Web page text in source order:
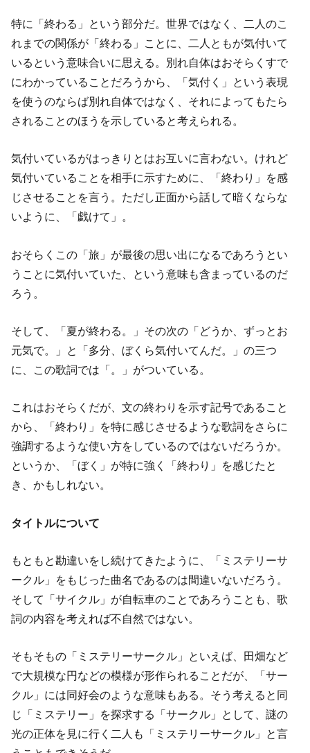
特に「終わる」という部分だ。世界ではなく、二人のこ
れまでの関係が「終わる」ことに、二人ともが気付いて
いるという意味合いに思える。別れ自体はおそらくすで
にわかっていることだろうから、「気付く」という表現
を使うのならば別れ自体ではなく、それによってもたら
されることのほうを示していると考えられる。
気付いているがはっきりとはお互いに言わない。けれど
気付いていることを相手に示すために、「終わり」を感
じさせることを言う。ただし正面から話して暗くならな
いように、「戯けて」。
おそらくこの「旅」が最後の思い出になるであろうとい
うことに気付いていた、という意味も含まっているのだ
ろう。
そして、「夏が終わる。」その次の「どうか、ずっとお
元気で。」と「多分、ぼくら気付いてんだ。」の三つ
に、この歌詞では「。」がついている。
これはおそらくだが、文の終わりを示す記号であること
から、「終わり」を特に感じさせるような歌詞をさらに
強調するような使い方をしているのではないだろうか。
というか、「ぼく」が特に強く「終わり」を感じたと
き、かもしれない。
タイトルについて
もともと勘違いをし続けてきたように、「ミステリーサ
ークル」をもじった曲名であるのは間違いないだろう。
そして「サイクル」が自転車のことであろうことも、歌
詞の内容を考えれば不自然ではない。
そもそもの「ミステリーサークル」といえば、田畑など
で大規模な円などの模様が形作られることだが、「サー
クル」には同好会のような意味もある。そう考えると同
じ「ミステリー」を探求する「サークル」として、謎の
光の正体を見に行く二人も「ミステリーサークル」と言